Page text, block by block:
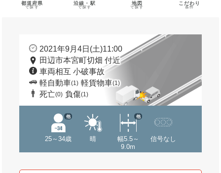
都道府県
で探す
沿線・駅
で探す
地図
で探す
こだわり
条件
2021年9月4日(土)11:00
田辺市本宮町切畑 付近
車両相互 小破事故
軽自動車(1) 軽貨物車(1)
死亡(0) 負傷(1)
25～34歳
他
晴
幅5.5～
9.0m
他
信号なし